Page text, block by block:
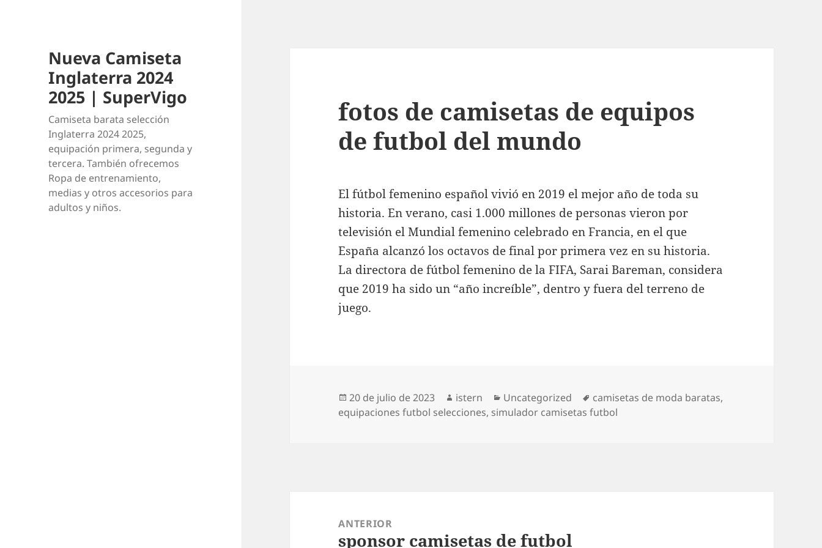
Nueva Camiseta
Inglaterra 2024
2025 | SuperVigo
Camiseta barata selección
Inglaterra 2024 2025,
equipación primera, segunda y
tercera. También ofrecemos
Ropa de entrenamiento,
medias y otros accesorios para
adultos y niños.
fotos de camisetas de equipos
de futbol del mundo
El fútbol femenino español vivió en 2019 el mejor año de toda su
historia. En verano, casi 1.000 millones de personas vieron por
televisión el Mundial femenino celebrado en Francia, en el que
España alcanzó los octavos de final por primera vez en su historia.
La directora de fútbol femenino de la FIFA, Sarai Bareman, considera
que 2019 ha sido un “año increíble”, dentro y fuera del terreno de
juego.
Publicado
el
20 de julio de 2023 Autor
istern Categorías
Uncategorized Etiquetas
camisetas de moda baratas,
equipaciones futbol selecciones, simulador camisetas futbol
entradas
ANTERIOR
Entrada
sponsor camisetas de futbol